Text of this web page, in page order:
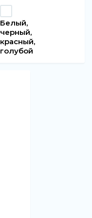
Белый,
черный,
красный,
голубой